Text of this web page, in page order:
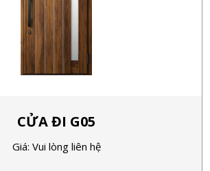
CỬA ĐI G05
Giá: Vui lòng liên hệ